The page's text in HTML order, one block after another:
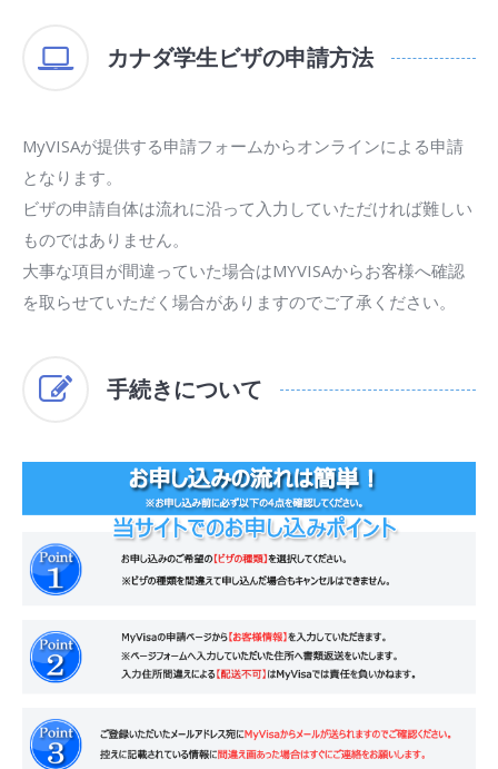
カナダ学生ビザの申請方法
MyVISAが提供する申請フォームからオンラインによる申請
となります。
ビザの申請自体は流れに沿って入力していただければ難しい
ものではありません。
大事な項目が間違っていた場合はMYVISAからお客様へ確認
を取らせていただく場合がありますのでご了承ください。
手続きについて